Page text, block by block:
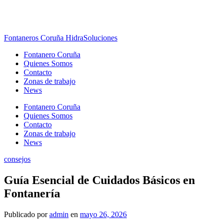
Fontaneros Coruña HidraSoluciones
Fontanero Coruña
Quienes Somos
Contacto
Zonas de trabajo
News
Fontanero Coruña
Quienes Somos
Contacto
Zonas de trabajo
News
consejos
Guía Esencial de Cuidados Básicos en
Fontanería
Publicado poradmin en mayo 26, 2026